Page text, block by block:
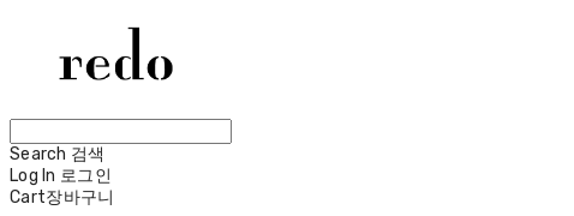
Search 검색
Log In 로그인
Cart장바구니